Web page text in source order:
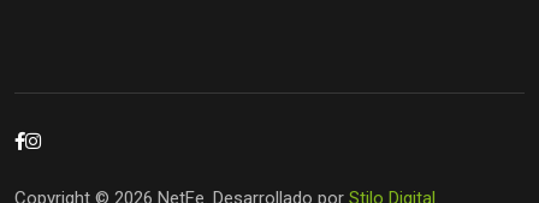
Copyright © 2026 NetFe. Desarrollado por Stilo Digital